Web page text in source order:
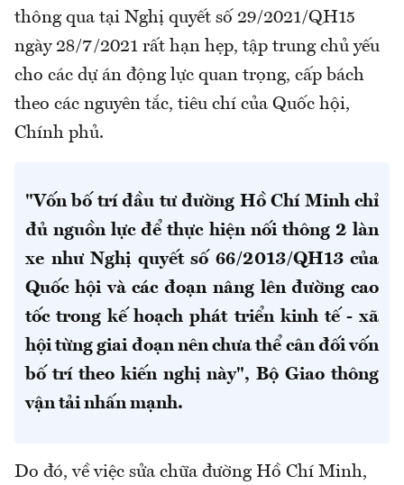
thông qua tại Nghị quyết số 29/2021/QH15
ngày 28/7/2021 rất hạn hẹp, tập trung chủ yếu
cho các dự án động lực quan trọng, cấp bách
theo các nguyên tắc, tiêu chí của Quốc hội,
Chính phủ.
"Vốn bố trí đầu tư đường Hồ Chí Minh chỉ
đủ nguồn lực để thực hiện nối thông 2 làn
xe như Nghị quyết số 66/2013/QH13 của
Quốc hội và các đoạn nâng lên đường cao
tốc trong kế hoạch phát triển kinh tế - xã
hội từng giai đoạn nên chưa thể cân đối vốn
bố trí theo kiến nghị này", Bộ Giao thông
vận tải nhấn mạnh.
Do đó, về việc sửa chữa đường Hồ Chí Minh,